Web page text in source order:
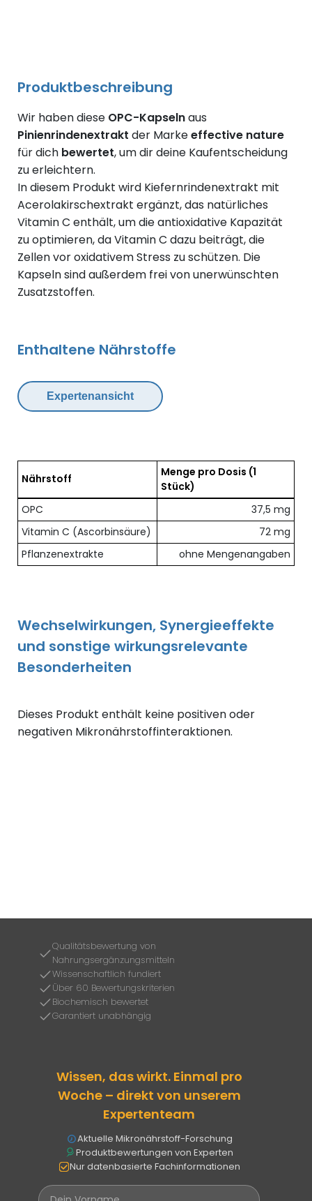
Produktbeschreibung
Wir haben diese OPC-Kapselnaus
Pinienrindenextrakt der Markeeffective nature
für dich bewertet, um dir deine Kaufentscheidung
zu erleichtern.
In diesem Produkt wird Kiefernrindenextrakt mit
Acerolakirschextrakt ergänzt, das natürliches
Vitamin C enthält, um die antioxidative Kapazität
zu optimieren, da Vitamin C dazu beiträgt, die
Zellen vor oxidativem Stress zu schützen. Die
Kapseln sind außerdem frei von unerwünschten
Zusatzstoffen.
Enthaltene Nährstoffe
Expertenansicht
Übersicht der enthaltenen Nährstoffe pro Dosis
Nährstoff Menge pro Dosis (1
Stück)
OPC
37,5 mg
Vitamin C (Ascorbinsäure)
72 mg
Pflanzenextrakte
ohne Mengenangaben
Wechselwirkungen, Synergieeffekte
und sonstige wirkungsrelevante
Besonderheiten
Dieses Produkt enthält keine positiven oder
negativen Mikronährstoffinteraktionen.
Qualitätsbewertung von
Nahrungsergänzungsmitteln
Wissenschaftlich fundiert
Über 60 Bewertungskriterien
Biochemisch bewertet
Garantiert unabhängig
Wissen, das wirkt. Einmal pro
Woche – direkt von unserem
Expertenteam
Aktuelle Mikronährstoff-Forschung
Produktbewertungen von Experten
Nur datenbasierte Fachinformationen